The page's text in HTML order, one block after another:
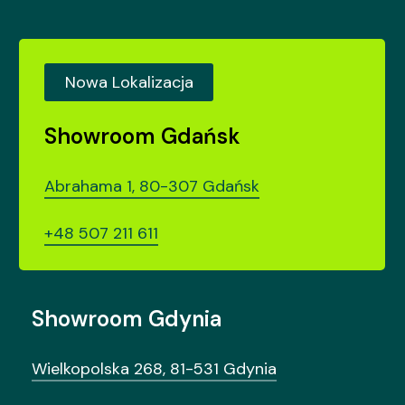
Nowa Lokalizacja
Showroom Gdańsk
Abrahama 1, 80-307 Gdańsk
+48 507 211 611
Showroom Gdynia
Wielkopolska 268, 81-531 Gdynia